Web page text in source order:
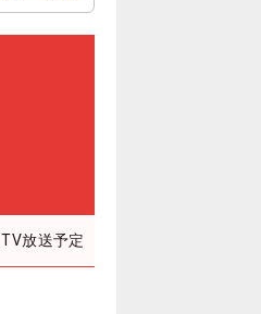
TV放送予定